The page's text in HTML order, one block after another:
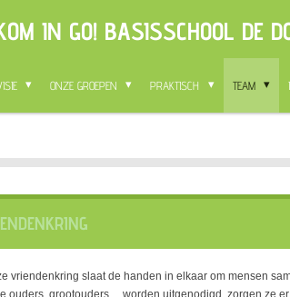
IN GO! BASISSCHOOL DE
ONZE GROEPEN PRAKTISCH TEAM
vriendenkring slaat de handen in elkaar om mensen
ouders, grootouders,... worden uitgenodigd, zorgen ze